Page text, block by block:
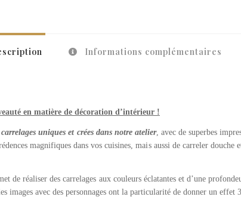
Informations complémentaires
en matière de décoration d’intérieur !
uniques et crées dans notre atelier, avec de superbes
magnifiques dans vos cuisines, mais aussi de carreler douche
de réaliser des carrelages aux couleurs éclatantes et d’une
images avec des personnages ont la particularité de donner un effet